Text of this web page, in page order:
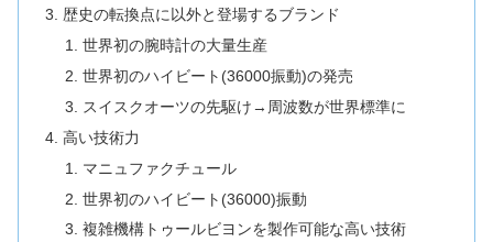
歴史の転換点に以外と登場するブランド
世界初の腕時計の大量生産
世界初のハイビート(36000振動)の発売
スイスクオーツの先駆け→周波数が世界標準に
高い技術力
マニュファクチュール
世界初のハイビート(36000)振動
複雑機構トゥールビヨンを製作可能な高い技術